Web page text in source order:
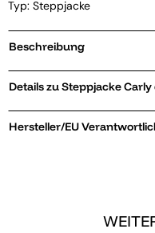
Typ: Steppjacke
Beschreibung
Details zu
Hersteller/EU